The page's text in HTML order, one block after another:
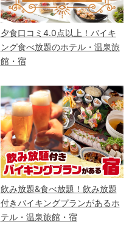
夕食口コミ4.0点以上！バイキ
ング食べ放題のホテル・温泉旅
館・宿
飲み放題&食べ放題！飲み放題
付きバイキングプランがあるホ
テル・温泉旅館・宿